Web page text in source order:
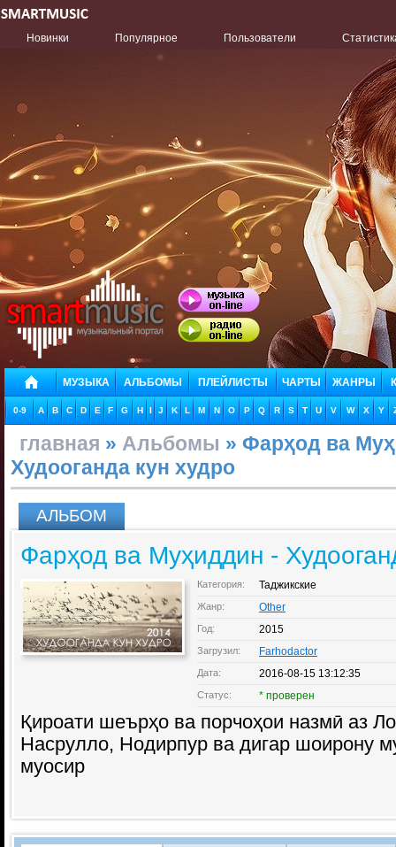
Новинки Популярное Пользователи
МУЗЫКА АЛЬБОМЫ ПЛЕЙЛИСТЫ ЧАРТЫ ЖАНРЫ
0-9 A B C D E F G H I J K L M N O P Q R S T U V W X Y
главная » Альбомы » Фарҳод ва
Худооганда кун худро
АЛЬБОМ
Фарҳод ва Муҳиддин -
Категория: Таджикские
Жанр: Other
Год: 2015
Загрузил: Farhodactor
Дата: 2016-08-15 13:12:35
Статус: * проверен
Қироати шеърҳо ва порчоҳои назмӣ аз
Насрулло, Нодирпур ва дигар шоирону
муосир